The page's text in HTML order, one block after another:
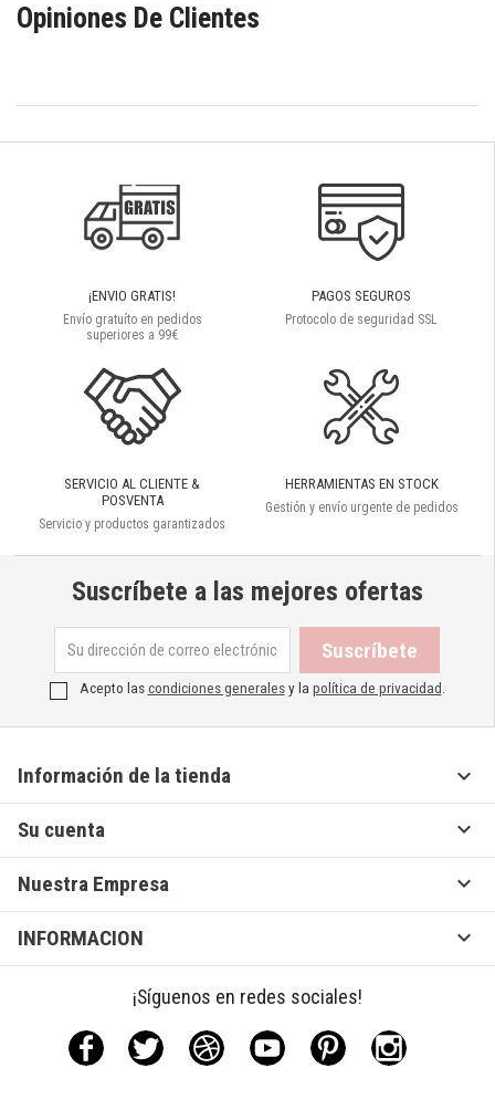
Opiniones De Clientes
¡ENVIO GRATIS!
Envío gratuíto en pedidos
superiores a 99€
PAGOS SEGUROS
Protocolo de seguridad SSL
SERVICIO AL CLIENTE &
POSVENTA
Servicio y productos garantizados
HERRAMIENTAS EN STOCK
Gestión y envío urgente de pedidos
Suscríbete a las mejores ofertas
Acepto lascondiciones generalesy la política de privacidad.
Información de la tienda 
Su cuenta 
Nuestra Empresa 
INFORMACION 
¡Síguenos en redes sociales!
Facebook Twitter Rss YouTubePinterestInstagram